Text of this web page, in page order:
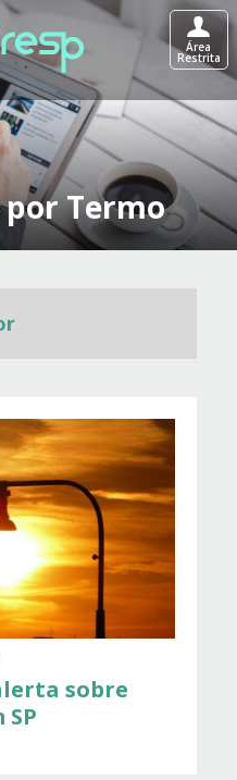
Área
Restrita
por Termo
sobre